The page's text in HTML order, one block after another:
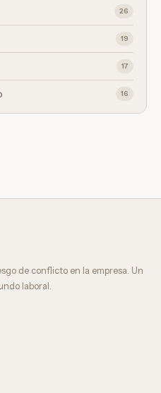
26
19
17
16
de conflicto en la empresa. Un
laboral.